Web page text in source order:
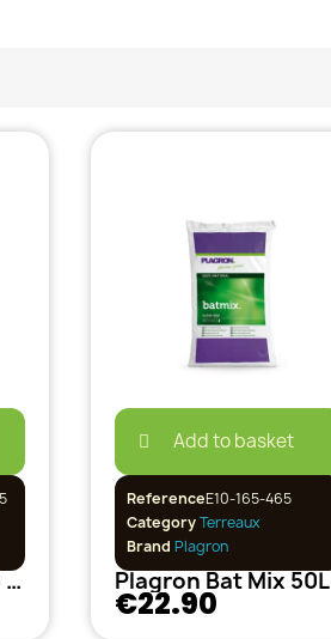
Plagron Bat Guano 4 Kg
Add to basket
ReferenceE10-165-465
CategoryTerreaux
Brand Plagron
Plagron Bat Mix 50L
€22.90